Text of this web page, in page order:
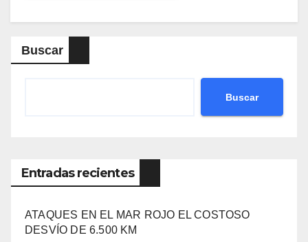
Buscar
Buscar
Entradas recientes
ATAQUES EN EL MAR ROJO EL COSTOSO
DESVÍO DE 6.500 KM